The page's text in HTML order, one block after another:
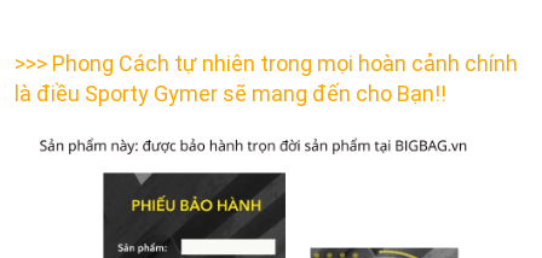
>>> Phong Cách tự nhiên trong mọi hoàn cảnh chính
là điều Sporty Gymer sẽ mang đến cho Bạn!!